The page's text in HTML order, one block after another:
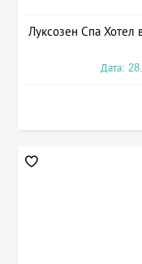
Луксозен Спа Хотел
Дата: